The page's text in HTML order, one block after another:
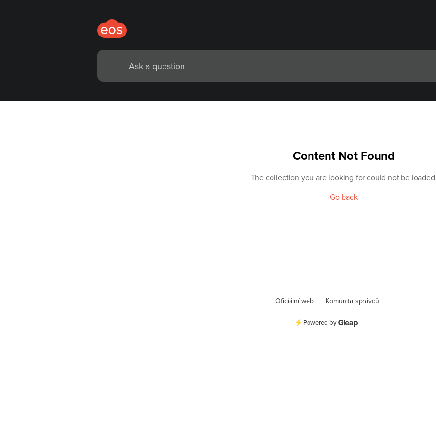
Content Not Found
The collection you are looking for could not be
Go back
Oficiální web Komunita správců
Powered by